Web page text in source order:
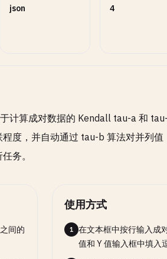
json 4
计算成对数据的 Kendall tau-a 和
度，并自动通过 tau-b 算法对并列
务。
间的
使用方式
1
在文本框中按行输入成
值和 Y 值输入框中填入